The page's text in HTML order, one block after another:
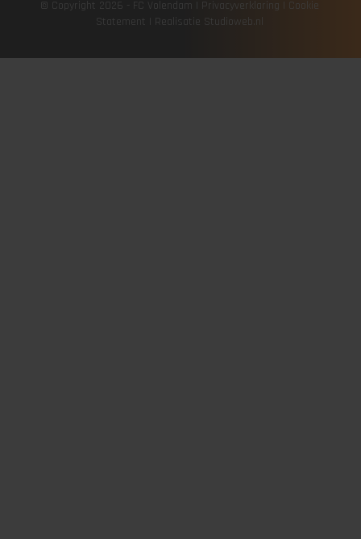
© Copyright 2026 - FC Volendam | Privacy­verklaring | Cookie
Statement
| Realisatie Studioweb.nl